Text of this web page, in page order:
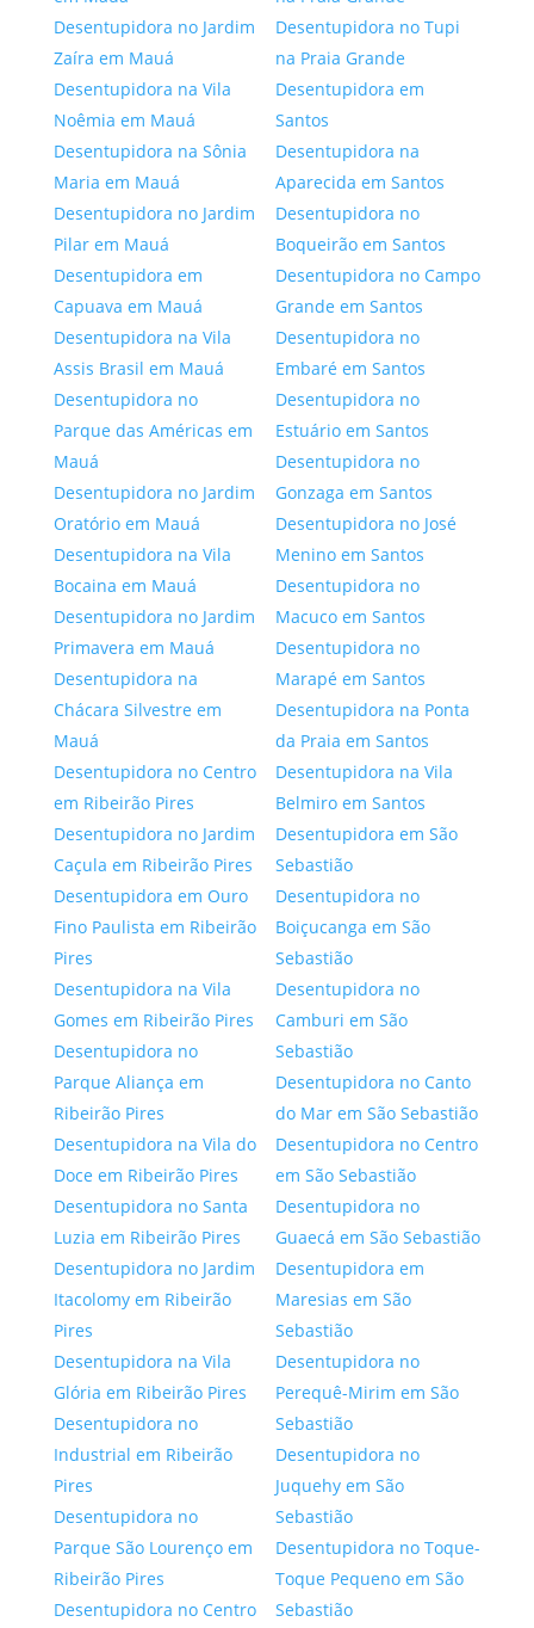
Desentupidora no Jardim
Zaíra em Mauá
Desentupidora na Vila
Noêmia em Mauá
Desentupidora na Sônia
Maria em Mauá
Desentupidora no Jardim
Pilar em Mauá
Desentupidora em
Capuava em Mauá
Desentupidora na Vila
Assis Brasil em Mauá
Desentupidora no
Parque das Américas em
Mauá
Desentupidora no Jardim
Oratório em Mauá
Desentupidora na Vila
Bocaina em Mauá
Desentupidora no Jardim
Primavera em Mauá
Desentupidora na
Chácara Silvestre em
Mauá
Desentupidora no Centro
em Ribeirão Pires
Desentupidora no Jardim
Caçula em Ribeirão Pires
Desentupidora em Ouro
Fino Paulista em Ribeirão
Pires
Desentupidora na Vila
Gomes em Ribeirão Pires
Desentupidora no
Parque Aliança em
Ribeirão Pires
Desentupidora na Vila do
Doce em Ribeirão Pires
Desentupidora no Santa
Luzia em Ribeirão Pires
Desentupidora no Jardim
Itacolomy em Ribeirão
Pires
Desentupidora na Vila
Glória em Ribeirão Pires
Desentupidora no
Industrial em Ribeirão
Pires
Desentupidora no
Parque São Lourenço em
Ribeirão Pires
Desentupidora no Centro
Desentupidora no Tupi
na Praia Grande
Desentupidora em
Santos
Desentupidora na
Aparecida em Santos
Desentupidora no
Boqueirão em Santos
Desentupidora no Campo
Grande em Santos
Desentupidora no
Embaré em Santos
Desentupidora no
Estuário em Santos
Desentupidora no
Gonzaga em Santos
Desentupidora no José
Menino em Santos
Desentupidora no
Macuco em Santos
Desentupidora no
Marapé em Santos
Desentupidora na Ponta
da Praia em Santos
Desentupidora na Vila
Belmiro em Santos
Desentupidora em São
Sebastião
Desentupidora no
Boiçucanga em São
Sebastião
Desentupidora no
Camburi em São
Sebastião
Desentupidora no Canto
do Mar em São Sebastião
Desentupidora no Centro
em São Sebastião
Desentupidora no
Guaecá em São Sebastião
Desentupidora em
Maresias em São
Sebastião
Desentupidora no
Perequê-Mirim em São
Sebastião
Desentupidora no
Juquehy em São
Sebastião
Desentupidora no Toque-
Toque Pequeno em São
Sebastião